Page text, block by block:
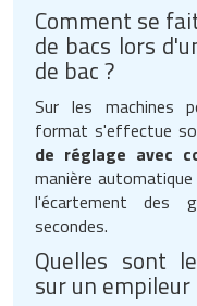
Comment se
de bacs lors
de bac ?
Sur les machines
format s'effectue
de réglage avec
manière
l'écartement des
secondes.
Quelles sont
sur un empileur